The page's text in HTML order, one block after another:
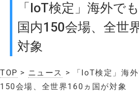
「IoT検定」海外で
国内150会場、全世
対象
TOP > ニュース > 「IoT検定」海
150会場、全世界160ヵ国が対象